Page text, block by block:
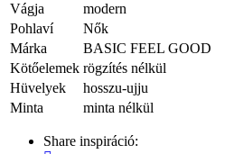
Vágja
modern
Pohlaví
Nők
Márka
BASIC FEEL GOOD
Kötőelemek rögzítés nélkül
Hüvelyek
hosszu-ujju
Minta
minta nélkül
Share inspiráció: